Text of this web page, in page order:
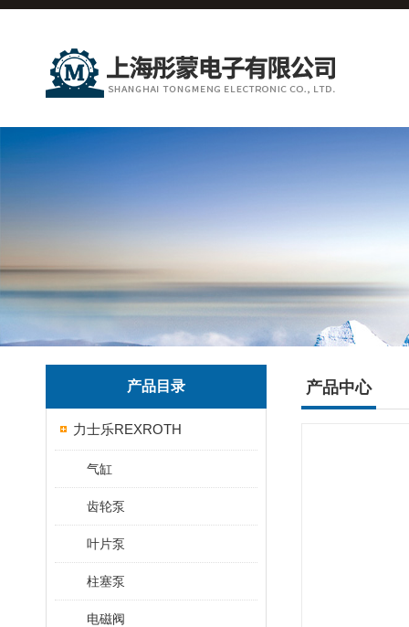
产品目录
力士乐REXROTH
气缸
齿轮泵
叶片泵
柱塞泵
电磁阀
产品中心